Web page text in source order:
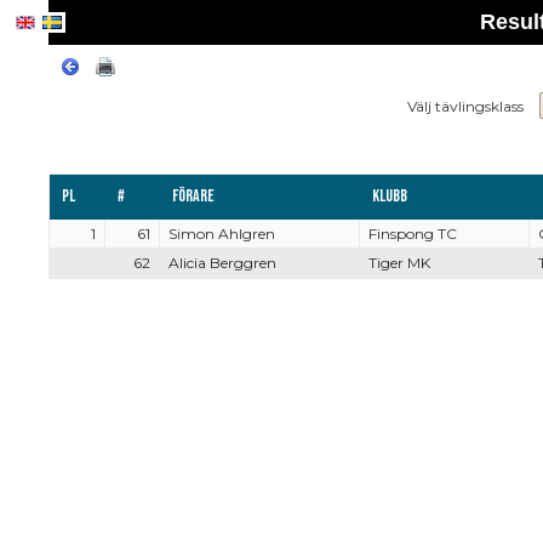
Välj tävlingsklass
Pl # Förare Klubb
1 61 Simon Ahlgren Finspong TC
62
Alicia Berggren Tiger MK